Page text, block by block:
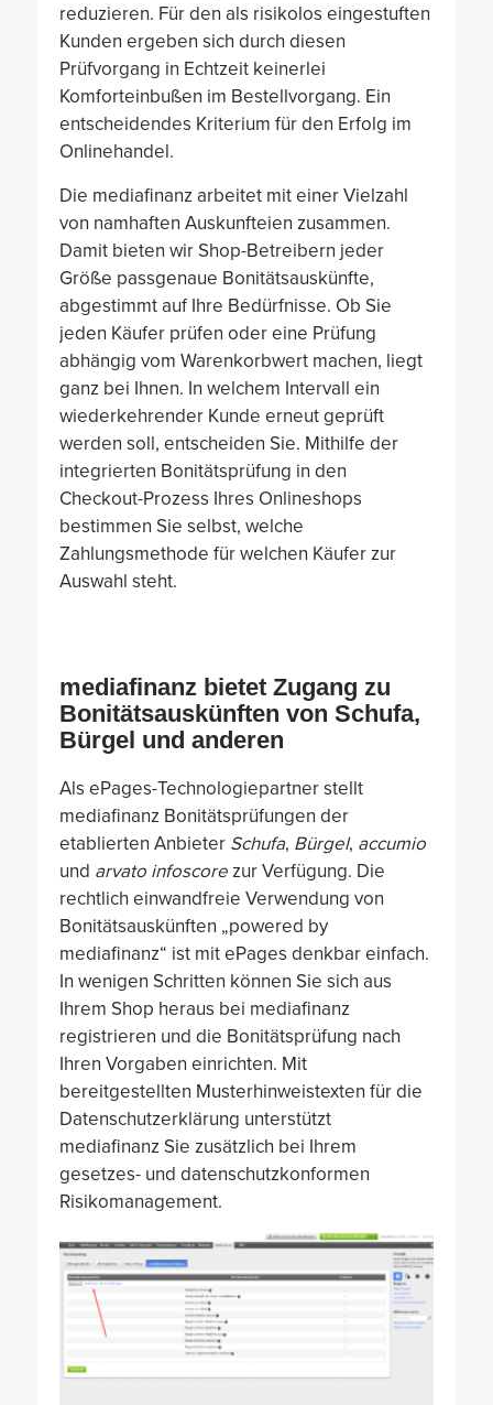
reduzieren. Für den als risikolos eingestuften
Kunden ergeben sich durch diesen
Prüfvorgang in Echtzeit keinerlei
Komforteinbußen im Bestellvorgang. Ein
entscheidendes Kriterium für den Erfolg im
Onlinehandel.
Die mediafinanz arbeitet mit einer Vielzahl
von namhaften Auskunfteien zusammen.
Damit bieten wir Shop-Betreibern jeder
Größe passgenaue Bonitätsauskünfte,
abgestimmt auf Ihre Bedürfnisse. Ob Sie
jeden Käufer prüfen oder eine Prüfung
abhängig vom Warenkorbwert machen, liegt
ganz bei Ihnen. In welchem Intervall ein
wiederkehrender Kunde erneut geprüft
werden soll, entscheiden Sie. Mithilfe der
integrierten Bonitätsprüfung in den
Checkout-Prozess Ihres Onlineshops
bestimmen Sie selbst, welche
Zahlungsmethode für welchen Käufer zur
Auswahl steht.
mediafinanz bietet Zugang zu
Bonitätsauskünften von Schufa,
Bürgel und anderen
Als ePages-Technologiepartner stellt
mediafinanz Bonitätsprüfungen der
etablierten Anbieter Schufa, Bürgel, accumio
und arvato infoscorezur Verfügung. Die
rechtlich einwandfreie Verwendung von
Bonitätsauskünften „powered by
mediafinanz“ ist mit ePages denkbar einfach.
In wenigen Schritten können Sie sich aus
Ihrem Shop heraus bei mediafinanz
registrieren und die Bonitätsprüfung nach
Ihren Vorgaben einrichten. Mit
bereitgestellten Musterhinweistexten für die
Datenschutzerklärung unterstützt
mediafinanz Sie zusätzlich bei Ihrem
gesetzes- und datenschutzkonformen
Risikomanagement.